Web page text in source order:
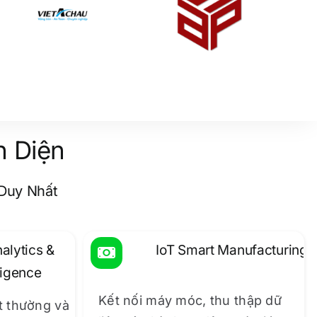
Diện
Nhất
&
thường và
IoT Smart Manufacturing
Kết nối máy móc, thu thập dữ